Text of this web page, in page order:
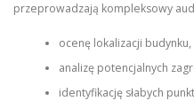
przeprowadzają kompleksowy
ocenę lokalizacji budynku,
analizę potencjalnych
identyfikację słabych